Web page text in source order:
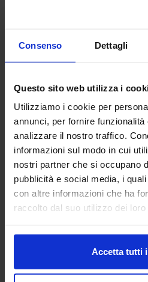
Consenso Dettagli
Questo sito web utilizza i
Utilizziamo i cookie per
annunci, per fornire
analizzare il nostro traffico.
informazioni sul modo in cui
nostri partner che si occupano
pubblicità e social media, i
con altre informazioni che ha
raccolto dal suo utilizzo dei
Accetta tutti
locandina 21 aprile SVLC.jpeg